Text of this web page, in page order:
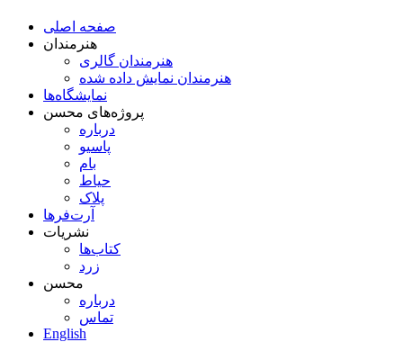
صفحه اصلی
هنرمندان
هنرمندان گالری
هنرمندان نمایش داده شده
نمایشگاه‌ها
پروژه‌های محسن
درباره
پاسیو
بام
حیاط
پلاک
آرت‌فرها
نشریات
کتاب‌ها
زرد
محسن
درباره
تماس
English